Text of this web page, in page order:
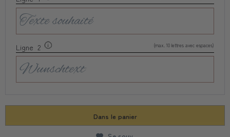
Ligne 2 (max. 10 lettres avec espaces)
Dans le panier